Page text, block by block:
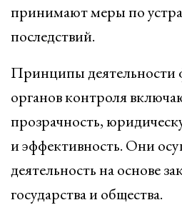
принимают меры по
последствий.
Принципы деятельности
органов контроля
прозрачность,
и эффективность. Они
деятельность на основе
государства и общества.